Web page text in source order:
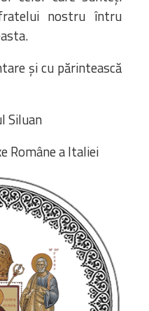
nostru întru
și cu părintească
Siluan
Române a Italiei